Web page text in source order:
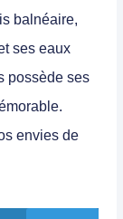
balnéaire,
ses eaux
possède ses
envies de